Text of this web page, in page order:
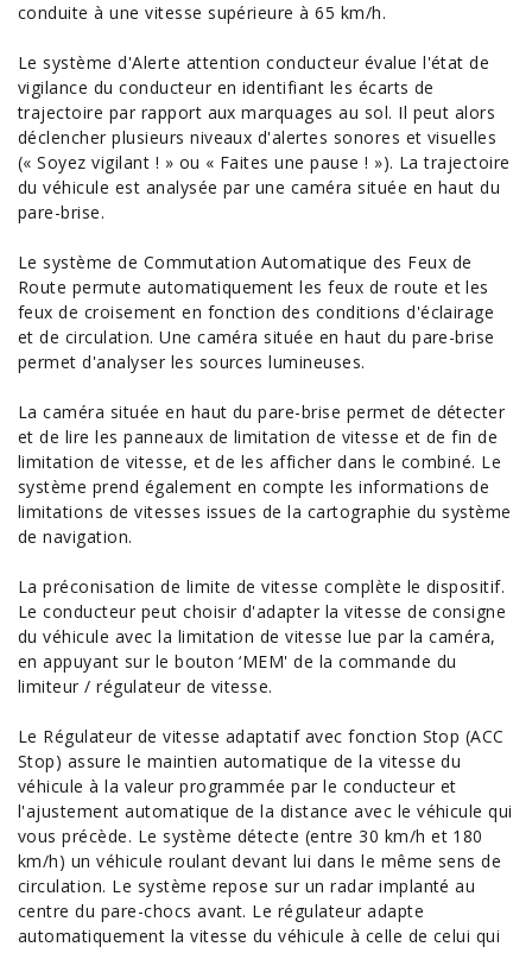
conduite à une vitesse supérieure à 65 km/h.
Le système d'Alerte attention conducteur évalue l'état de
vigilance du conducteur en identifiant les écarts de
trajectoire par rapport aux marquages au sol. Il peut alors
déclencher plusieurs niveaux d'alertes sonores et visuelles
(« Soyez vigilant ! » ou « Faites une pause ! »). La trajectoire
du véhicule est analysée par une caméra située en haut du
pare-brise.
Le système de Commutation Automatique des Feux de
Route permute automatiquement les feux de route et les
feux de croisement en fonction des conditions d'éclairage
et de circulation. Une caméra située en haut du pare-brise
permet d'analyser les sources lumineuses.
La caméra située en haut du pare-brise permet de détecter
et de lire les panneaux de limitation de vitesse et de fin de
limitation de vitesse, et de les afficher dans le combiné. Le
système prend également en compte les informations de
limitations de vitesses issues de la cartographie du système
de navigation.
La préconisation de limite de vitesse complète le dispositif.
Le conducteur peut choisir d'adapter la vitesse de consigne
du véhicule avec la limitation de vitesse lue par la caméra,
en appuyant sur le bouton ‘MEM' de la commande du
limiteur / régulateur de vitesse.
Le Régulateur de vitesse adaptatif avec fonction Stop (ACC
Stop) assure le maintien automatique de la vitesse du
véhicule à la valeur programmée par le conducteur et
l'ajustement automatique de la distance avec le véhicule qui
vous précède. Le système détecte (entre 30 km/h et 180
km/h) un véhicule roulant devant lui dans le même sens de
circulation. Le système repose sur un radar implanté au
centre du pare-chocs avant. Le régulateur adapte
automatiquement la vitesse du véhicule à celle de celui qui